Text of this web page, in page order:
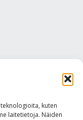
kuten
laitetietoja. Näiden